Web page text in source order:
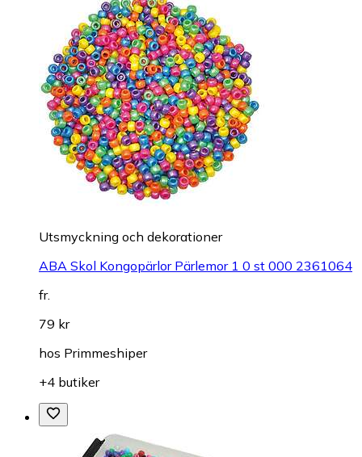
Utsmyckning och dekorationer
ABA Skol Kongopärlor Pärlemor 1 0 st 000 2361064
fr.
79 kr
hos Primmeshiper
+4 butiker